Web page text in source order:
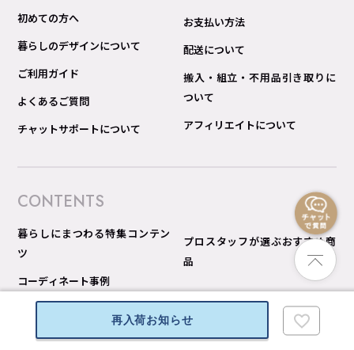
再入荷お知らせ
初めての方へ
暮らしのデザインについて
ご利用ガイド
よくあるご質問
チャットサポートについて
お支払い方法
配送について
搬入・組立・不用品引き取りに
ついて
アフィリエイトについて
CONTENTS
暮らしにまつわる特集コンテン
ツ
コーディネート事例
プロスタッフが選ぶおすすめ商
品